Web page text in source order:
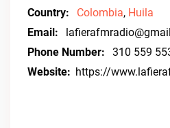
Country:
Colombia, Huila
Email:
Phone Number:
310 559
Website: https://